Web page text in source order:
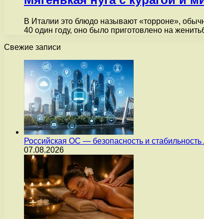
В Италии это блюдо называют «торроне»,
40 один году, оно было приготовлено на
Свежие записи
Российская ОС — безопасность и
07.08.2026